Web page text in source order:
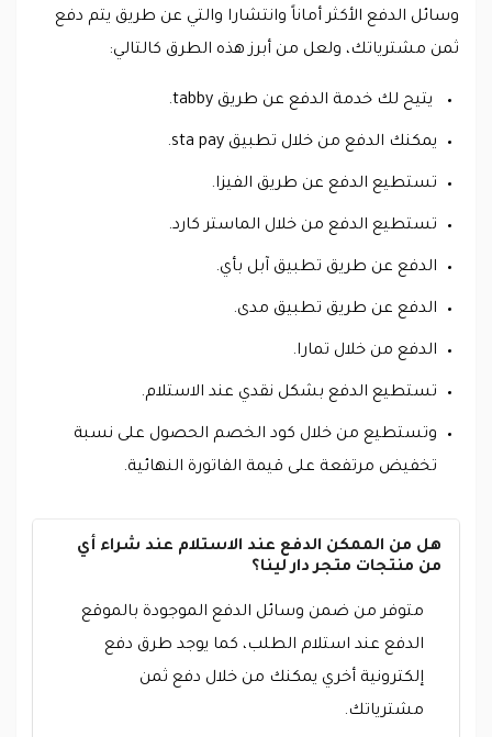
وسائل الدفع الأكثر أماناً وانتشارا والتي عن طريق يتم دفع
ثمن مشترياتك، ولعل من أبرز هذه الطرق كالتالي:
يتيح لك خدمة الدفع عن طريق tabby.
يمكنك الدفع من خلال تطبيق sta pay.
تستطيع الدفع عن طريق الفيزا.
تستطيع الدفع من خلال الماستر كارد.
الدفع عن طريق تطبيق آبل بأي.
الدفع عن طريق تطبيق مدى.
الدفع من خلال تمارا.
تستطيع الدفع بشكل نقدي عند الاستلام.
وتستطيع من خلال كود الخصم الحصول على نسبة
تخفيض مرتفعة على قيمة الفاتورة النهائية.
هل من الممكن الدفع عند الاستلام عند شراء أي
من منتجات متجر دار لينا؟
متوفر من ضمن وسائل الدفع الموجودة بالموقع
الدفع عند استلام الطلب، كما يوجد طرق دفع
إلكترونية أخري يمكنك من خلال دفع ثمن
مشترياتك.